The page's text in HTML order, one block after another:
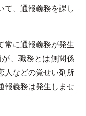
て、通報義務を課し
常に通報義務が発生
、職務とは無関係
人などの覚せい剤所
報義務は発生しませ